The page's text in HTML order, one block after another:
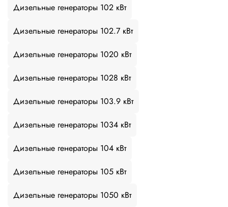
Дизельные генераторы 102 кВт
Дизельные генераторы 102.7 кВт
Дизельные генераторы 1020 кВт
Дизельные генераторы 1028 кВт
Дизельные генераторы 103.9 кВт
Дизельные генераторы 1034 кВт
Дизельные генераторы 104 кВт
Дизельные генераторы 105 кВт
Дизельные генераторы 1050 кВт